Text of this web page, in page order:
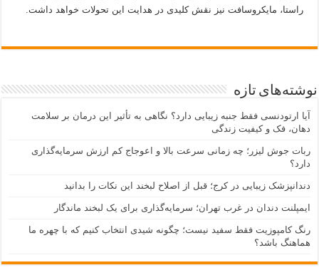
راستا، مایکروسافت نیز نقش کلیدی در هدایت این تحولات خواهد داشت.
نوشته‌های تازه
آیا ارتودنسی فقط جنبه زیبایی دارد؟ نگاهی به تأثیر این درمان بر سلامت
دهان، فک و کیفیت زندگی
ربات جوش لیزر؛ چه زمانی سرعت بالا و اعوجاج کم ارزش سرمایه‌گذاری
دارد؟
دندانپزشک زیبایی در کرج؛ قبل از اصلاح لبخند این نکات را بدانید
ایمپلنت دندان در غرب تهران؛ سرمایه‌گذاری برای یک لبخند ماندگار
رنگ کامپوزیت فقط سفید نیست؛ چگونه شیدی انتخاب کنیم که با چهره ما
هماهنگ باشد؟